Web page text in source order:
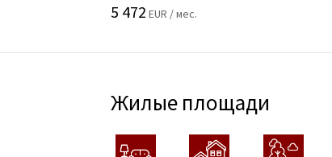
5 472 EUR / мес.
Жилые площади